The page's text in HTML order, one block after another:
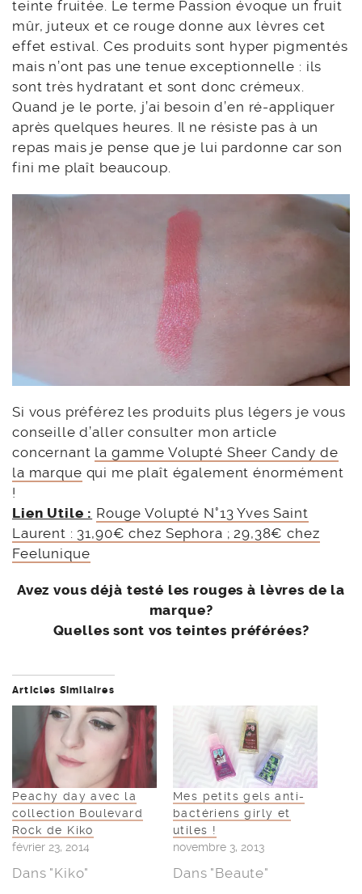
teinte fruitée. Le terme Passion évoque un fruit
mûr, juteux et ce rouge donne aux lèvres cet
effet estival. Ces produits sont hyper pigmentés
mais n’ont pas une tenue exceptionnelle : ils
sont très hydratant et sont donc crémeux.
Quand je le porte, j’ai besoin d’en ré-appliquer
après quelques heures. Il ne résiste pas à un
repas mais je pense que je lui pardonne car son
fini me plaît beaucoup.
Si vous préférez les produits plus légers je vous
conseille d’aller consulter mon article
concernant la gamme Volupté Sheer Candy de
la marque qui me plaît également énormément
!
Lien Utile : Rouge Volupté N°13 Yves Saint
Laurent : 31,90€ chez Sephora ; 29,38€ chez
Feelunique
Avez vous déjà testé les rouges à lèvres de la
marque?
Quelles sont vos teintes préférées?
Articles Similaires
Peachy day avec la
collection Boulevard
Rock de Kiko
février 23, 2014
Dans "Kiko"
Mes petits gels anti-
bactériens girly et
utiles !
novembre 3, 2013
Dans "Beaute"